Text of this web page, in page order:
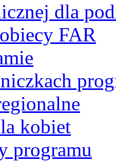
dla
FAR
kobiet
programu